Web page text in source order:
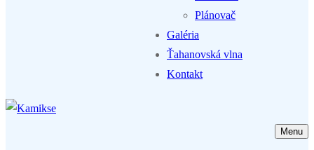
Plánovač
Galéria
Ťahanovská vlna
Kontakt
Menu